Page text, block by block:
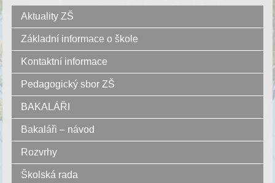
Aktuality ZŠ
Základní informace o škole
Kontaktní informace
Pedagogický sbor ZŠ
BAKALÁŘI
Bakaláři – návod
Rozvrhy
Školská rada